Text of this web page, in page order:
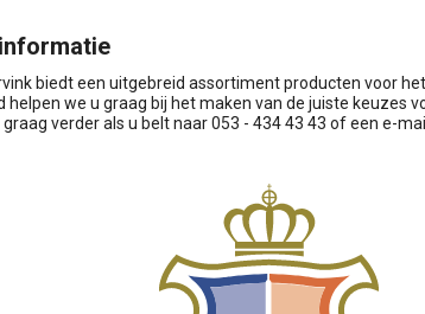
biedt een uitgebreid assortiment producten voor
helpen we u graag bij het maken van de juiste keuzes
graag verder als u belt naar 053 - 434 43 43 of een e-